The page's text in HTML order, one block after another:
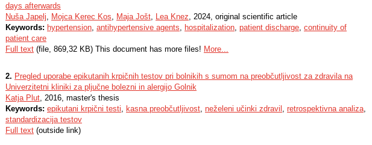
days afterwards
Nuša Japelj, Mojca Kerec Kos, Maja Jošt, Lea Knez, 2024, original scientific article
Keywords: hypertension, antihypertensive agents, hospitalization, patient discharge, continuity of
patient care
Full text (file, 869,32 KB) This document has more files! More...
2. Pregled uporabe epikutanih krpičnih testov pri bolnikih s sumom na preobčutljivost za zdravila na
Univerzitetni kliniki za pljučne bolezni in alergijo Golnik
Katja Plut, 2016, master's thesis
Keywords: epikutani krpični testi, kasna preobčutljivost, neželeni učinki zdravil , retrospektivna analiza,
standardizacija testov
Full text (outside link)